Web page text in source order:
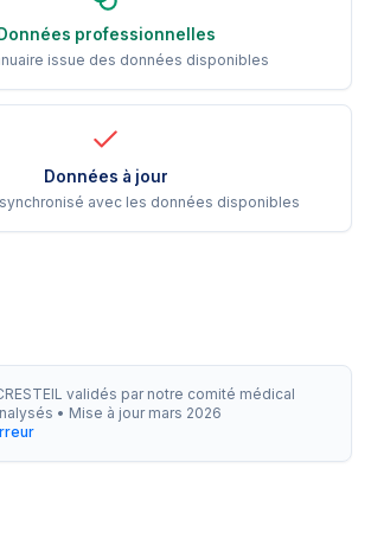
Données professionnelles
issue des données disponibles
Données à jour
avec les données disponibles
validés par notre comité médical
• Mise à jour mars 2026